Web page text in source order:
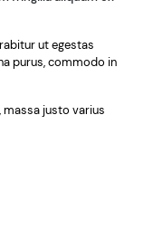
ut egestas
purus, commodo in
massa justo varius